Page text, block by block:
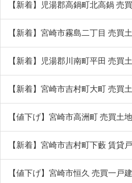
【新着】児湯郡高鍋町北高鍋 売
【新着】宮崎市霧島二丁目 売買
【新着】児湯郡川南町平田 売買
【新着】宮崎市吉村町大町 売買
【値下げ】宮崎市高洲町 売買土地
【新着】宮崎市吉村町下藪 賃貸
【値下げ】宮崎市恒久 売買一戸